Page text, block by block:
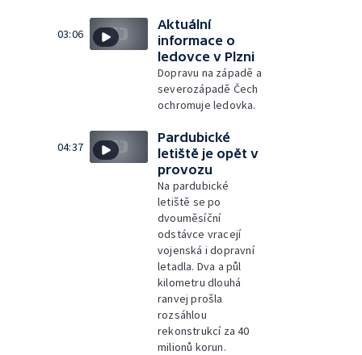
03:06
Aktuální
informace o
ledovce v Plzni
Dopravu na západě a
severozápadě Čech
ochromuje ledovka.
04:37
Pardubické
letiště je opět v
provozu
Na pardubické
letiště se po
dvouměsíční
odstávce vracejí
vojenská i dopravní
letadla. Dva a půl
kilometru dlouhá
ranvej prošla
rozsáhlou
rekonstrukcí za 40
milionů korun.